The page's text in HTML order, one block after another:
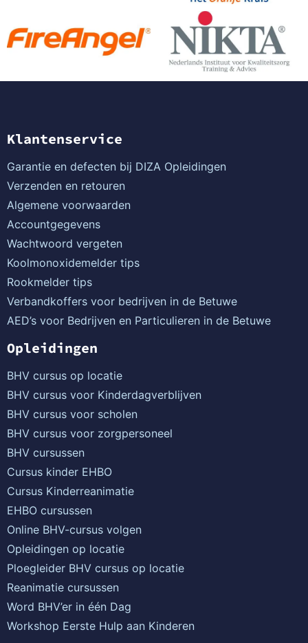
Klantenservice
Garantie en defecten bij DIZA Opleidingen
Verzenden en retouren
Algemene voorwaarden
Accountgegevens
Wachtwoord vergeten
Koolmonoxidemelder tips
Rookmelder tips
Verbandkoffers voor bedrijven in de Betuwe
AED’s voor Bedrijven en Particulieren in de Betuwe
Opleidingen
BHV cursus op locatie
BHV cursus voor Kinderdagverblijven
BHV cursus voor scholen
BHV cursus voor zorgpersoneel
BHV cursussen
Cursus kinder EHBO
Cursus Kinderreanimatie
EHBO cursussen
Online BHV-cursus volgen
Opleidingen op locatie
Ploegleider BHV cursus op locatie
Reanimatie cursussen
Word BHV’er in één Dag
Workshop Eerste Hulp aan Kinderen